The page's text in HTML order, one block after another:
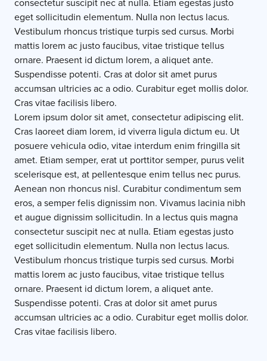
consectetur suscipit nec at nulla. Etiam egestas justo
eget sollicitudin elementum. Nulla non lectus lacus.
Vestibulum rhoncus tristique turpis sed cursus. Morbi
mattis lorem ac justo faucibus, vitae tristique tellus
ornare. Praesent id dictum lorem, a aliquet ante.
Suspendisse potenti. Cras at dolor sit amet purus
accumsan ultricies ac a odio. Curabitur eget mollis dolor.
Cras vitae facilisis libero.
Lorem ipsum dolor sit amet, consectetur adipiscing elit.
Cras laoreet diam lorem, id viverra ligula dictum eu. Ut
posuere vehicula odio, vitae interdum enim fringilla sit
amet. Etiam semper, erat ut porttitor semper, purus velit
scelerisque est, at pellentesque enim tellus nec purus.
Aenean non rhoncus nisl. Curabitur condimentum sem
eros, a semper felis dignissim non. Vivamus lacinia nibh
et augue dignissim sollicitudin. In a lectus quis magna
consectetur suscipit nec at nulla. Etiam egestas justo
eget sollicitudin elementum. Nulla non lectus lacus.
Vestibulum rhoncus tristique turpis sed cursus. Morbi
mattis lorem ac justo faucibus, vitae tristique tellus
ornare. Praesent id dictum lorem, a aliquet ante.
Suspendisse potenti. Cras at dolor sit amet purus
accumsan ultricies ac a odio. Curabitur eget mollis dolor.
Cras vitae facilisis libero.